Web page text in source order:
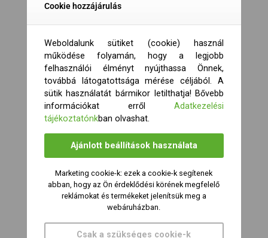
Cookie hozzájárulás
Weboldalunk sütiket (cookie) használ
működése folyamán, hogy a legjobb
felhasználói élményt nyújthassa Önnek,
továbbá látogatottsága mérése céljából. A
sütik használatát bármikor letilthatja! Bővebb
információkat errőlAdatkezelési
tájékoztatónkban olvashat.
Ajánlott beállítások használata
Marketing cookie-k: ezek a cookie-k segítenek
abban, hogy az Ön érdeklődési körének megfelelő
reklámokat és termékeket jelenítsük meg a
webáruházban.
Csak a szükséges cookie-k